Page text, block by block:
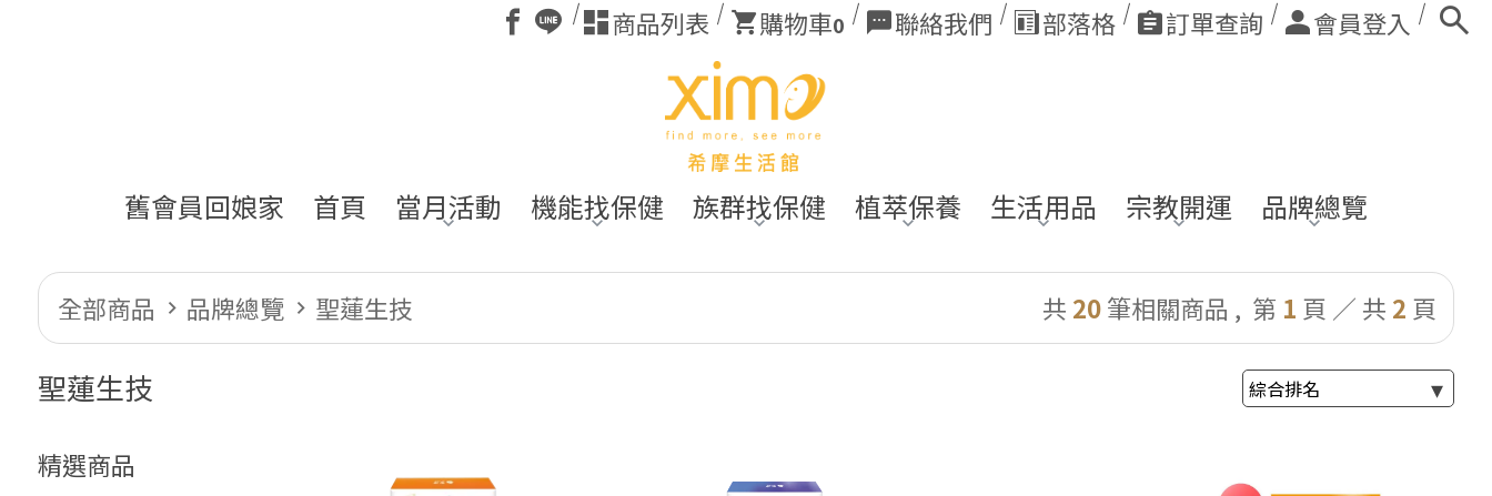
商品列表 購物車0 聯絡我們 部落格 訂單查詢 會員登入
舊會員回娘家 首頁 當月活動 機能找保健 族群找保健 植萃保養 生活用品 宗教開運 品牌總覽
全部商品 品牌總覽 聖蓮生技 共 20筆相關商品 , 第 1 頁 ／ 共 2 頁
聖蓮生技
精選商品